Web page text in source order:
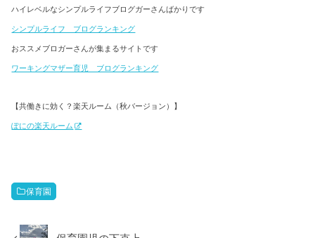
ハイレベルなシンプルライフブログガーさんばかりです
シンプルライフ ブログランキング
おススメブロガーさんが集まるサイトです
ワーキングマザー育児 ブログランキング
【共働きに効く？楽天ルーム（秋バージョン）】
ぽにの楽天ルーム
保育園